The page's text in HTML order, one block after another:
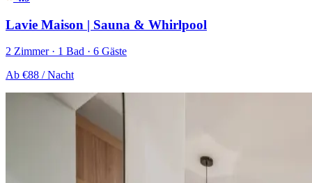
Lavie Maison | Sauna & Whirlpool
2 Zimmer · 1 Bad · 6 Gäste
Ab €88 / Nacht